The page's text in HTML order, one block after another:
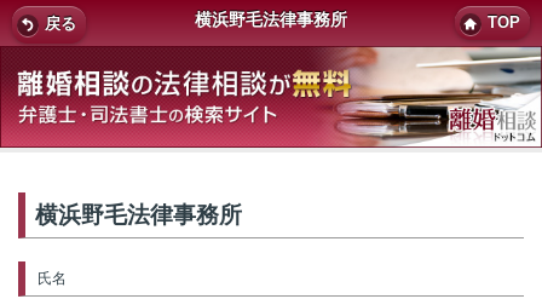
戻る 横浜野毛法律事務所 TOP
横浜野毛法律事務所
氏名